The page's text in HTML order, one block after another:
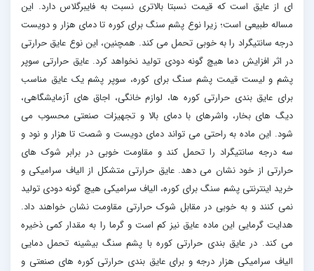
ای از عایق است که قیمت نسبتا بالاتری نسبت به فایبرگلاس دارد. این
مساله طبیعی است؛ زیرا نوع پشم سنگ برای کوره تا دمای هزار و دویست
درجه سانتیگراد را به خوبی تحمل می کند. همچنین، این نوع عایق حرارتی
در اثر افزایش دما هیچ گونه دودی تولید نخواهد کرد. عایق حرارتی سوپر
پشم و لیست قیمت پشم سنگ برای کوره، سوپر پشم یک عایق مناسب
برای عایق بندی حرارتی کوره ها، لوازم خانگی، اجاق های آزمایشگاهی،
دیگ های بخار، واشرهای با دمای بالا و تجهیزات صنعتی محسوب می
شود. این ماده به راحتی می تواند دمای دویست و شصت تا هزار و نود و
سه درجه سانتیگراد را تحمل کند و مقاومت خوبی در برابر شوک های
حرارتی از خود نشان می دهد. عایق حرارتی متشکل از الیاف سرامیکی و
خرید اینترنتی پشم سنگ برای کوره، الیاف سرامیکی هیچ گونه دودی تولید
نمی کنند و به خوبی در مقابل شوک حرارتی مقاومت نشان خواهند داد.
هدایت گرمایی این ماده عایق نیز کم است و گرما را به مقدار کمی ذخیره
می کند. در عایق بندی حرارتی کوره با پشم سنگ بیشینه تحمل دمایی
الیاف سرامیکی هزار درجه و برای عایق بندی حرارتی کوره های صنعتی و